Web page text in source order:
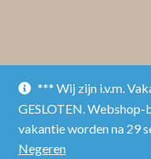
*** Wij zijn i.v.m.
GESLOTEN.
vakantie worden na 29
Negeren